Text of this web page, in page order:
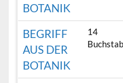
BOTANIK
BEGRIFF
AUS DER
BOTANIK
14